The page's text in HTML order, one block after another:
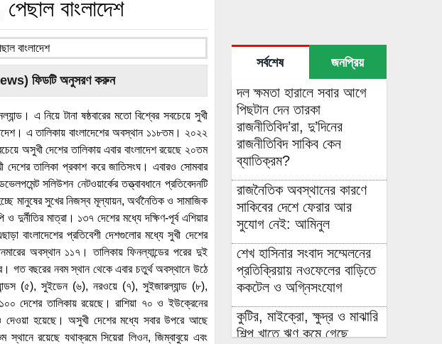
বাংলাদেশ
ফিডটি অনুসরণ করুন
এ নিয়ে টানা ষষ্ঠবারের মতো বিশ্বের সবচেয়ে সুখী
এ তালিকায় বাংলাদেশের অবস্থান ১১৮তম। ২০২২
অসুখী দেশের তালিকায় এবার বাংলাদেশ রয়েছে ২০তম
তালিকা প্রকাশ করে জাতিসংঘ। এবারও সোমবার
সলিউশন নেটওয়ার্কের তত্ত্বাবধানে প্রতিবেদনটি
মানুষের সুখের নিজস্ব মূল্যায়ন, অর্থনৈতিক ও সামাজিক
দুর্নীতির মাত্রা। ১৩৭ দেশের মধ্যে দক্ষিণ-পূর্ব এশিয়ার
বাংলাদেশের প্রতিবেশী দেশগুলোর মধ্যে সুখী দেশের
অবস্থান ১১৭। তালিকায় ফিনল্যান্ডের পরের দুই
গত বছরের নবম স্থান থেকে এবার চতুর্থ অবস্থানে উঠে
(৫), সুইডেন (৬), নরওয়ে (৭), সুইজারল্যান্ড (৮),
দেশের তালিকায় রয়েছে। রাশিয়া ৭০ ও ইউক্রেনের
দেওয়া হয়েছে। অসুখী দেশের মধ্যে সবার উপরে আছে
রয়েছে যথাক্রমে সিয়েরা লিওন, জিম্বাবুয়ে এবং
সর্বশেষ জনপ্রিয়
দল ক্ষমতা হারালে সবার আগে
পিছটান দেন তারকা
রাজনীতিবিদ’রা, দু’দিনের
রাজনীতিবিদ সাকিব কেন
ব্যাতিক্রম?
রাজনৈতিক অবস্থানের কারণে
সাকিবের দেশে ফেরার আর
সুযোগ নেই: আমিনুল
শেখ হাসিনার সংবাদ সম্মেলনের
প্রতিক্রিয়ায় নওফেলের বাড়িতে
ককটেল ও অগ্নিসংযোগ
কুটির, মাইক্রো, ক্ষুদ্র ও মাঝারি
শিল্প খাতে ঋণ কমে গেছে,